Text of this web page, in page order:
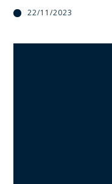
22/11/2023